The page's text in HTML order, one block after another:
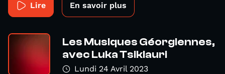
Lire En savoir plus
Les Musiques Géorgiennes,
avec Luka Tsiklauri
Lundi 24 Avril 2023